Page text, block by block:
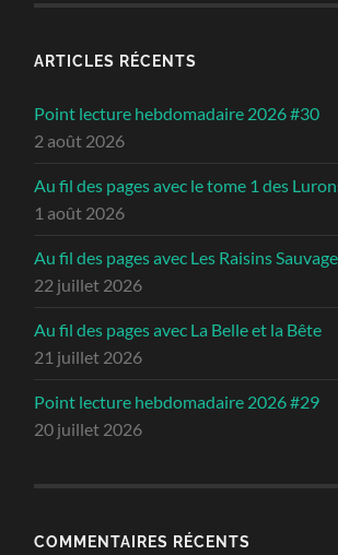
ARTICLES RÉCENTS
Point lecture hebdomadaire 2026 #30
2 août 2026
Au fil des pages avec le tome 1 des
1 août 2026
Au fil des pages avec Les Raisins
22 juillet 2026
Au fil des pages avec La Belle et la Bête
21 juillet 2026
Point lecture hebdomadaire 2026 #29
20 juillet 2026
COMMENTAIRES RÉCENTS